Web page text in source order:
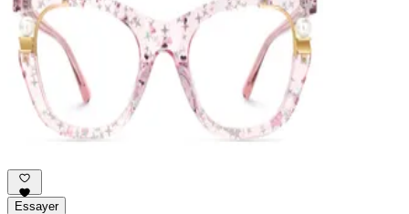
Essayer